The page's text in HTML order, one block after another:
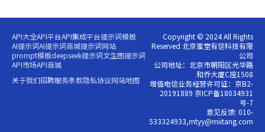
API大全API平台API集成平台提示词模板
AI提示词AI提示词商城提示词网站
prompt模板deepseek提示词文生图提示词
API市场API商城
关于我们招聘服务条款隐私协议网站地图
Copyright © 2024 All Rights
Reserved 北京蜜堂有信科技有限
公司
公司地址：北京市朝阳区光华路
和乔大厦C座1508
增值电信业务经营许可证：京B2-
20191889 京ICP备18034931
号-7
意见反馈: 010-
533324933,mtyy@miitang.com